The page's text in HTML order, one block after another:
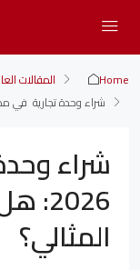
Home
المقالات
شراء وحدة تجارية في مصر 2026: هل هذا هو التوقيت
شراء
المثالي؟